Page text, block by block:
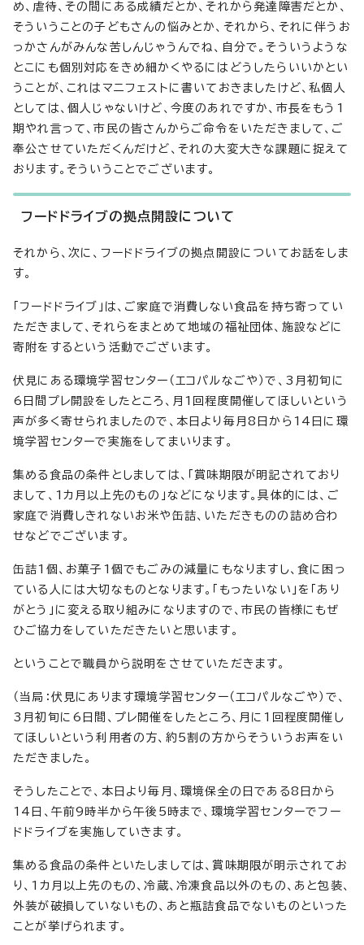
め、虐待、その間にある成績だとか、それから発達障害だとか、
そういうことの子どもさんの悩みとか、それから、それに伴うお
っかさんがみんな苦しんじゃうんでね、自分で。そういうような
とこにも個別対応をきめ細かくやるにはどうしたらいいかとい
うことが、これはマニフェストに書いておきましたけど、私個人
としては、個人じゃないけど、今度のあれですか、市長をもう1
期やれ言って、市民の皆さんからご命令をいただきまして、ご
奉公させていただくんだけど、それの大変大きな課題に捉えて
おります。そういうことでございます。
フードドライブの拠点開設について
それから、次に、フードドライブの拠点開設についてお話をしま
す。
「フードドライブ」は、ご家庭で消費しない食品を持ち寄ってい
ただきまして、それらをまとめて地域の福祉団体、施設などに
寄附をするという活動でございます。
伏見にある環境学習センター（エコパルなごや）で、3月初旬に
6日間プレ開設をしたところ、月1回程度開催してほしいという
声が多く寄せられましたので、本日より毎月8日から14日に環
境学習センターで実施をしてまいります。
集める食品の条件としましては、「賞味期限が明記されており
まして、1カ月以上先のもの」などになります。具体的には、ご
家庭で消費しきれないお米や缶詰、いただきものの詰め合わ
せなどでございます。
缶詰1個、お菓子1個でもごみの減量にもなりますし、食に困っ
ている人には大切なものとなります。「もったいない」を「あり
がとう」に変える取り組みになりますので、市民の皆様にもぜ
ひご協力をしていただきたいと思います。
ということで職員から説明をさせていただきます。
（当局：伏見にあります環境学習センター（エコパルなごや）で、
3月初旬に6日間、プレ開催をしたところ、月に1回程度開催し
てほしいという利用者の方、約5割の方からそういうお声をい
ただきました。
そうしたことで、本日より毎月、環境保全の日である8日から
14日、午前9時半から午後5時まで、環境学習センターでフー
ドドライブを実施していきます。
集める食品の条件といたしましては、賞味期限が明示されてお
り、1カ月以上先のもの、冷蔵、冷凍食品以外のもの、あと包装、
外装が破損していないもの、あと瓶詰食品でないものといった
ことが挙げられます。